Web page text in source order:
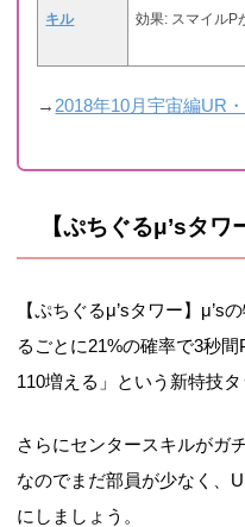
キル 効果: スマイルP
→ 2018年10月宇宙編UR
【ぷちぐるμ’sタ
【ぷちぐるμ’sタワー】μ’s
るごとに21%の確率で3秒
110増える」という新特技
さらにセンタースキルがガ
なのでまだ部員が少なく、
にしましょう。